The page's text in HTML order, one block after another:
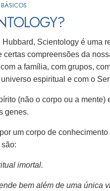
Scientology é uma
certas compreensões da
a família, com grupos,
espiritual e com o
(não o corpo ou a
genes.
um corpo de
imortal.
bem além de uma única